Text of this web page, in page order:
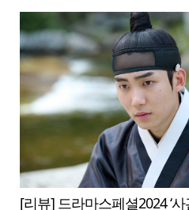
[리뷰] 드라마스페셜2024 ‘사